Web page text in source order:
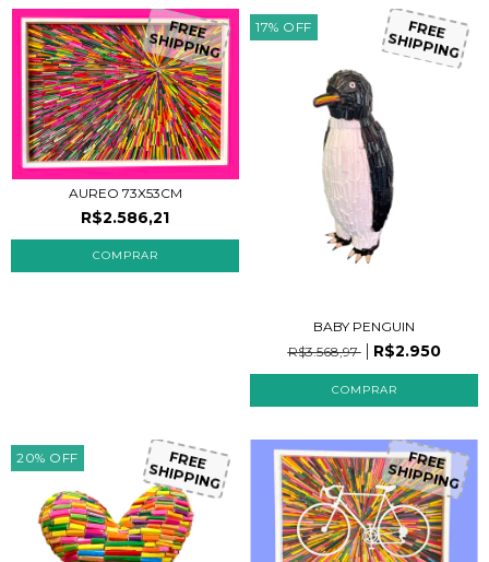
FREE
SHIPPING
AUREO 73X53CM
R$2.586,21
17% OFF FREE
SHIPPING
BABY PENGUIN
R$3.568,97
R$2.950
20% OFF FREE
SHIPPING
FREE
SHIPPING